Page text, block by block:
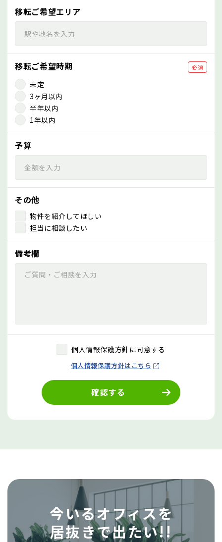
移転ご希望エリア
移転ご希望時期 必須
未定
3ヶ月以内
半年以内
1年以内
予算
その他
物件を紹介してほしい
担当に相談したい
備考欄
個人情報保護方針に同意する
個人情報保護方針はこちら
確認する
今いるオフィスを
居抜きで出たい!!